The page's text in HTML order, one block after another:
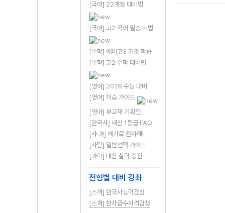
[국어] 22개정 대비법
[국어] 고2 국어 필승 비법
[수학] 예비고3 기초 학습
[수학] 고2 수학 대비법
[영어] 2028 수능 대비
[영어] 학습 가이드
[영어] 부교재 기획전
[한국사] 내신 1등급 FAQ
[사·과] 메가로 완자해!
[사탐] 일반선택 가이드
[과학] 내신 실력 충전
전형별 대비 강좌
[스펙] 한국사능력검정
[스펙] 한자급수자격검정